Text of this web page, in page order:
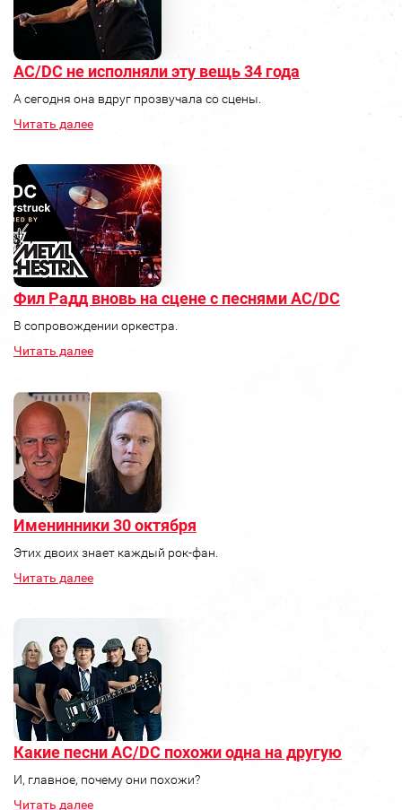
AC/DC не исполняли эту вещь 34 года
А сегодня она вдруг прозвучала со сцены.
Читать далее
Фил Радд вновь на сцене с песнями AC/DC
В сопровождении оркестра.
Читать далее
Именинники 30 октября
Этих двоих знает каждый рок-фан.
Читать далее
Какие песни AC/DC похожи одна на другую
И, главное, почему они похожи?
Читать далее